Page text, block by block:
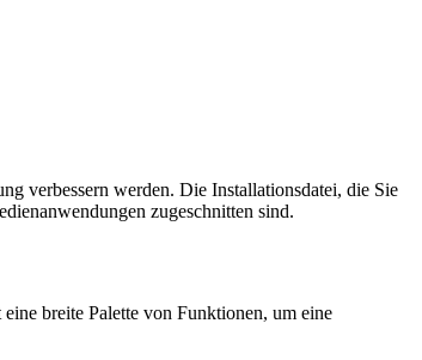
verbessern werden. Die Installationsdatei, die Sie
zugeschnitten sind.
breite Palette von Funktionen, um eine